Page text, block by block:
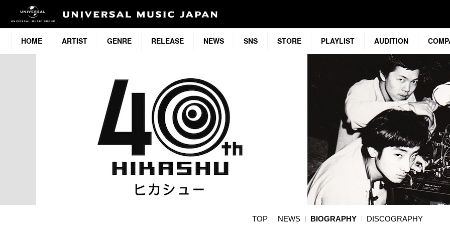
HOME ARTIST GENRE RELEASE NEWS SNS STORE PLAYLIST AUDITION
TOP NEWS BIOGRAPHY DISCOGRAPHY